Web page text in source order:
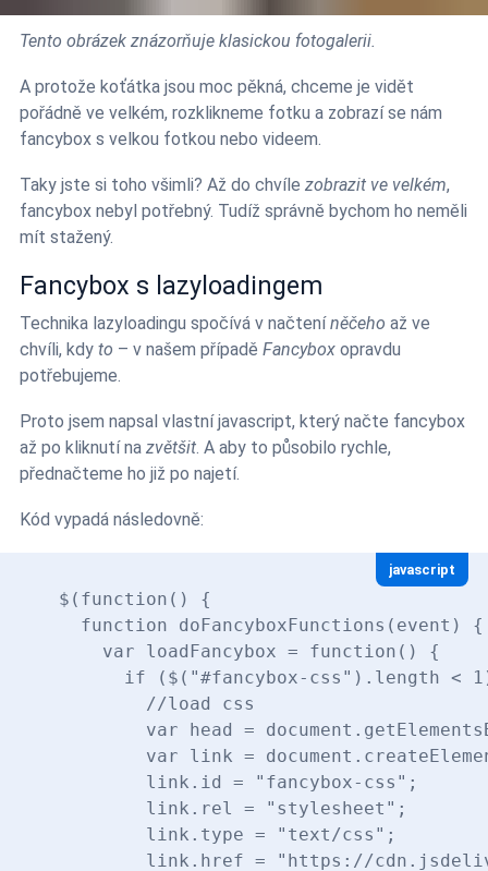
Tento obrázek znázorňuje klasickou fotogalerii.
A protože koťátka jsou moc pěkná, chceme je vidět
pořádně ve velkém, rozklikneme fotku a zobrazí se nám
fancybox s velkou fotkou nebo videem.
Taky jste si toho všimli? Až do chvíle zobrazit ve velkém,
fancybox nebyl potřebný. Tudíž správně bychom ho neměli
mít stažený.
Fancybox s lazyloadingem
Technika lazyloadingu spočívá v načteníněčeho až ve
chvíli, kdy to – v našem případě Fancybox opravdu
potřebujeme.
Proto jsem napsal vlastní javascript, který načte fancybox
až po kliknutí na zvětšit. A aby to působilo rychle,
přednačteme ho již po najetí.
Kód vypadá následovně:
javascript
$(function() {
  function doFancyboxFunctions(event) {
    var loadFancybox = function() {
if ($("#fancybox-css").length <
        //load css
var head =
var link =
        link.id = "fancybox-css";
        link.rel = "stylesheet";
        link.type = "text/css";
link.href = "https://